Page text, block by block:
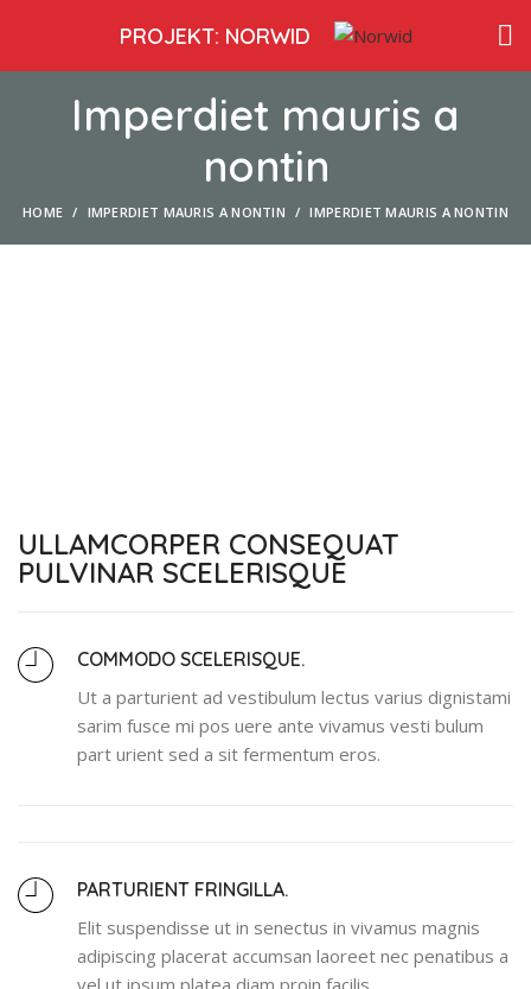
PROJEKT: NORWID
Imperdiet mauris a
nontin
HOME IMPERDIET MAURIS A NONTIN IMPERDIET MAURIS A NONTIN
ULLAMCORPER CONSEQUAT
PULVINAR SCELERISQUE
COMMODO SCELERISQUE.
Ut a parturient ad vestibulum lectus varius dignistami
sarim fusce mi pos uere ante vivamus vesti bulum
part urient sed a sit fermentum eros.
PARTURIENT FRINGILLA.
Elit suspendisse ut in senectus in vivamus magnis
adipiscing placerat accumsan laoreet nec penatibus a
vel ut ipsum platea diam proin facilis.